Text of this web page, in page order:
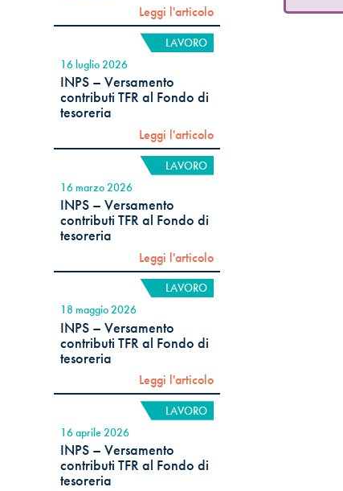
Leggi l'articolo
LAVORO
16 luglio 2026
INPS – Versamento
contributi TFR al Fondo di
tesoreria
Leggi l'articolo
LAVORO
16 marzo 2026
INPS – Versamento
contributi TFR al Fondo di
tesoreria
Leggi l'articolo
LAVORO
18 maggio 2026
INPS – Versamento
contributi TFR al Fondo di
tesoreria
Leggi l'articolo
LAVORO
16 aprile 2026
INPS – Versamento
contributi TFR al Fondo di
tesoreria